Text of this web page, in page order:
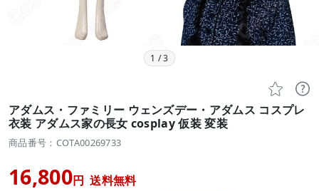
1 /3
 
アダムス・ファミリー ウェンズデー・アダムス コスプレ
衣装 アダムス家の長女 cosplay 仮装 変装
商品番号：COTA00269733
16,800円 送料無料